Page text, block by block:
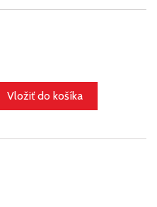
Vložiť do košíka